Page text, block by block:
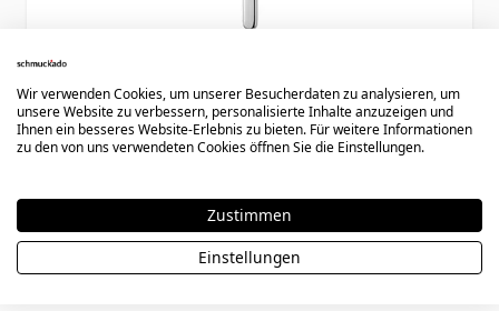
Kreuzförmiger Anhänger aus Edelstahl
25,90 €
Wir verwenden Cookies, um unserer Besucherdaten zu analysieren, um
unsere Website zu verbessern, personalisierte Inhalte anzuzeigen und
Ihnen ein besseres Website-Erlebnis zu bieten. Für weitere Informationen
zu den von uns verwendeten Cookies öffnen Sie die Einstellungen.
Zustimmen
Einstellungen